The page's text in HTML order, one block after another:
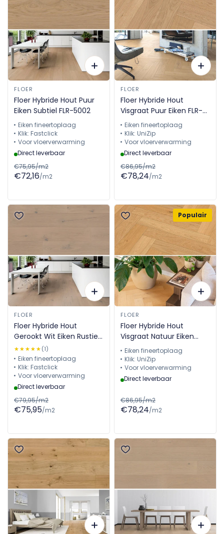
FLOER
Floer Hybride Hout Puur
Eiken Subtiel FLR-5002
Eiken fineertoplaag
Klik: Fastclick
Voor vloerverwarming
Direct leverbaar
€75,95/m2
€72,16/m2
FLOER
Floer Hybride Hout
Visgraat Puur Eiken FLR-
5015
Eiken fineertoplaag
Klik: UniZip
Voor vloerverwarming
Direct leverbaar
€86,95/m2
€78,24/m2
FLOER
Floer Hybride Hout
Gerookt Wit Eiken Rustiek
FLR-5005 - Uitlopend!
★★★★★
★★★★★(1)
Eiken fineertoplaag
Klik: Fastclick
Voor vloerverwarming
Direct leverbaar
€79,95/m2
€75,95/m2
Populair
FLOER
Floer Hybride Hout
Visgraat Natuur Eiken
FLR-5017
Eiken fineertoplaag
Klik: UniZip
Voor vloerverwarming
Direct leverbaar
€86,95/m2
€78,24/m2